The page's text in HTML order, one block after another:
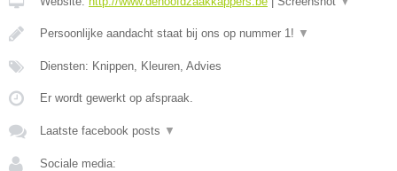
Persoonlijke aandacht staat bij ons op nummer 1! ▼
Diensten: Knippen, Kleuren, Advies
Er wordt gewerkt op afspraak.
Laatste facebook posts ▼
Sociale media: